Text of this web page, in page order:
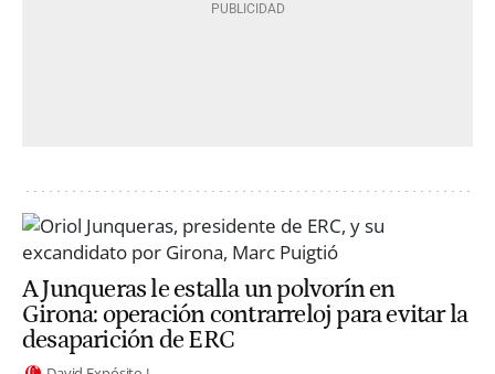
A Junqueras le estalla un polvorín en
Girona: operación contrarreloj para evitar la
desaparición de ERC